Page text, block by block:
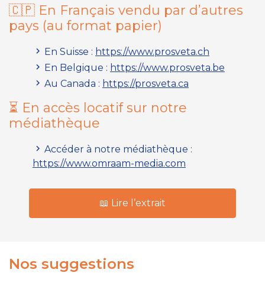
🇨🇵 En Français vendu par d’autres
pays (au format papier)
En Suisse : https://www.prosveta.ch
En Belgique : https://www.prosveta.be
Au Canada : https://prosveta.ca
⏳ En accès locatif sur notre
médiathèque
Accéder à notre médiathèque :
https://www.omraam-media.com
📖 Lire l’extrait
Nos suggestions